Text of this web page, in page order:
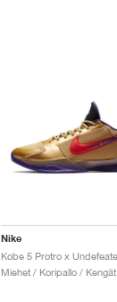
Nike
Miehet / Koripallo / Kengät